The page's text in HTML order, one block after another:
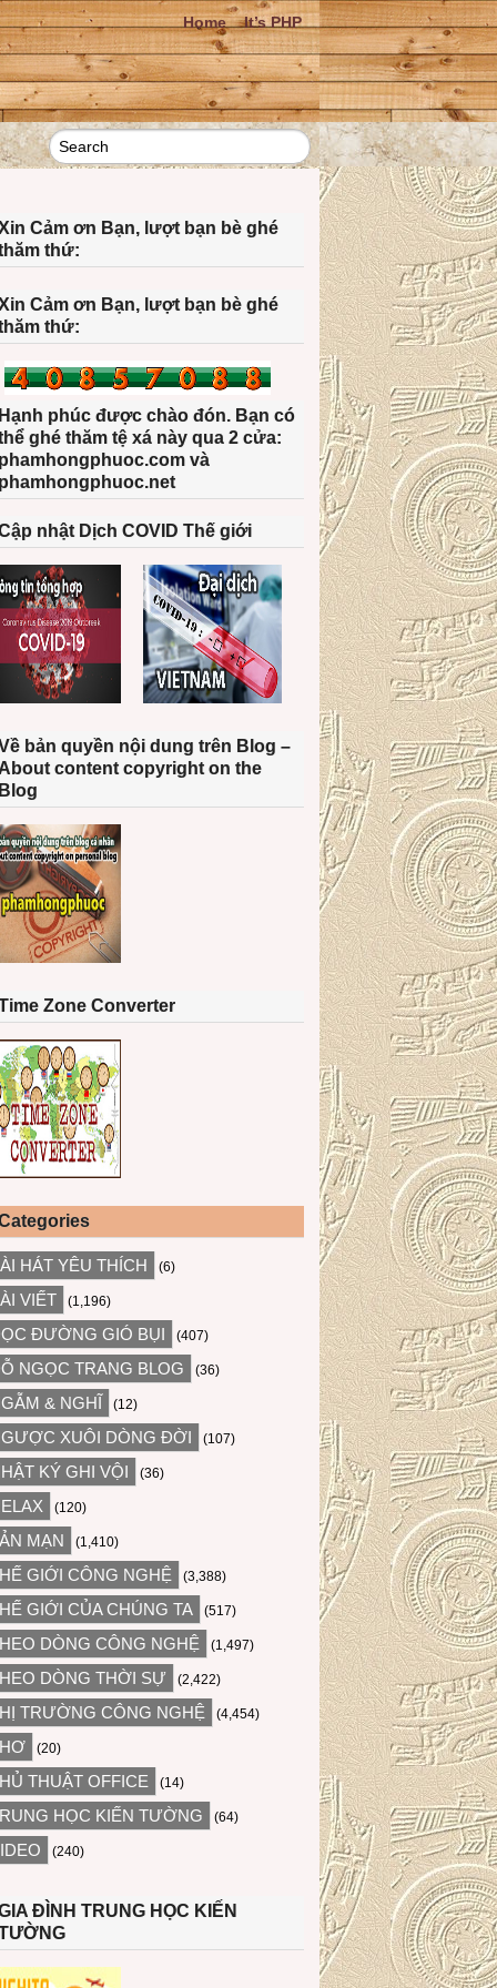
Home It’s PHP
Cảm ơn Bạn, lượt bạn bè ghé
thứ:
Cảm ơn Bạn, lượt bạn bè ghé
thứ:
Hạnh phúc được chào đón. Bạn có
ghé thăm tệ xá này qua 2 cửa:
phamhongphuoc.com và
phamhongphuoc.net
nhật Dịch COVID Thế giới
bản quyền nội dung trên Blog –
content copyright on the
Blog
Zone Converter
HÁT YÊU THÍCH (6)
VIẾT (1,196)
ĐƯỜNG GIÓ BỤI (407)
NGỌC TRANG BLOG (36)
& NGHĨ (12)
XUÔI DÒNG ĐỜI (107)
KÝ GHI VỘI (36)
(120)
MẠN (1,410)
GIỚI CÔNG NGHỆ (3,388)
GIỚI CỦA CHÚNG TA (517)
DÒNG CÔNG NGHỆ (1,497)
DÒNG THỜI SỰ (2,422)
TRƯỜNG CÔNG NGHỆ (4,454)
(20)
THUẬT OFFICE (14)
HỌC KIẾN TƯỜNG (64)
(240)
ĐÌNH TRUNG HỌC KIẾN